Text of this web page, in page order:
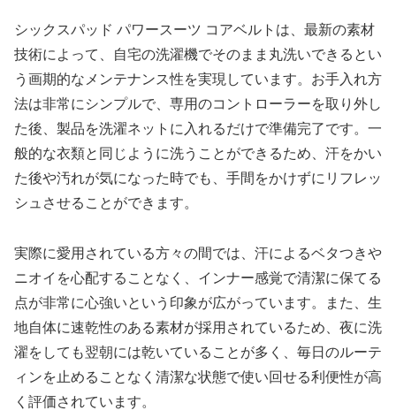
シックスパッド パワースーツ コアベルトは、最新の素材
技術によって、自宅の洗濯機でそのまま丸洗いできるとい
う画期的なメンテナンス性を実現しています。お手入れ方
法は非常にシンプルで、専用のコントローラーを取り外し
た後、製品を洗濯ネットに入れるだけで準備完了です。一
般的な衣類と同じように洗うことができるため、汗をかい
た後や汚れが気になった時でも、手間をかけずにリフレッ
シュさせることができます。
実際に愛用されている方々の間では、汗によるベタつきや
ニオイを心配することなく、インナー感覚で清潔に保てる
点が非常に心強いという印象が広がっています。また、生
地自体に速乾性のある素材が採用されているため、夜に洗
濯をしても翌朝には乾いていることが多く、毎日のルーテ
ィンを止めることなく清潔な状態で使い回せる利便性が高
く評価されています。